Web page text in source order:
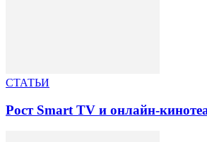
СТАТЬИ
Рост Smart TV и онлайн-